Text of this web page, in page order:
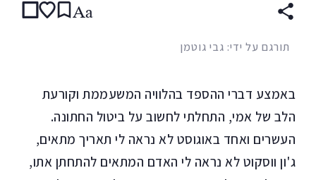
Aa
תורגם על ידי: גבי גוטמן
באמצע דברי ההספד בהלוויה המשעממת וקורעת
הלב של אמי, התחלתי לחשוב על ביטול החתונה.
העשרים ואחד באוגוסט לא נראה לי תאריך מתאים,
ג'ון ווסקוט לא נראה לי האדם המתאים להתחתן אתו,